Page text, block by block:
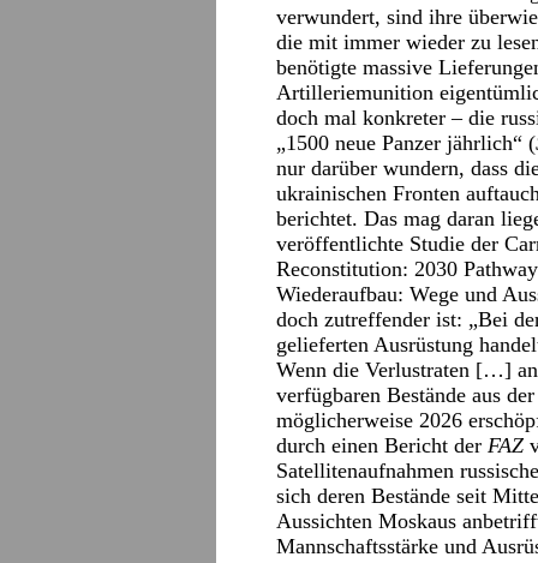
verwundert, sind ihre
die mit immer wieder zu
benötigte massive
Artilleriemunition
doch mal konkreter – die
„1500 neue Panzer jährlich“ (
nur darüber wundern, dass
ukrainischen Fronten
berichtet. Das mag daran
veröffentlichte Studie der
Reconstitution: 2030
Wiederaufbau: Wege und
doch zutreffender ist: „Bei
gelieferten Ausrüstung
Wenn die Verlustraten […]
verfügbaren Bestände aus
möglicherweise 2026
durch einen Bericht der FAZ
Satellitenaufnahmen
sich deren Bestände seit
Aussichten Moskaus
Mannschaftsstärke und